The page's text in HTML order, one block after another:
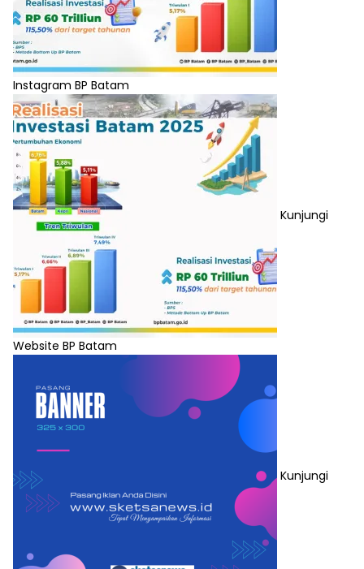
Instagram BP Batam
Kunjungi
Website BP Batam
Kunjungi